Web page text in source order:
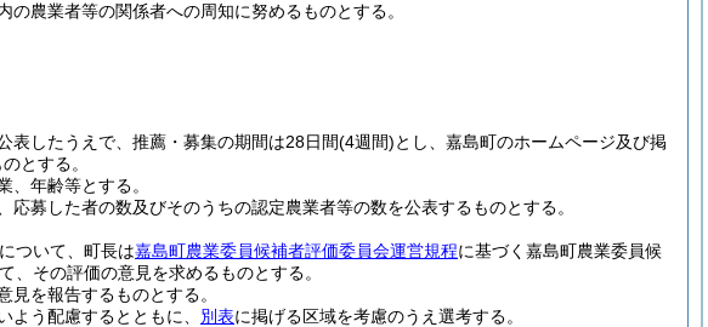
農業者等の関係者への周知に努めるものとする。
表したうえで、推薦・募集の期間は28日間(4週間)とし、嘉島町のホームページ及び掲
とする。
年齢等とする。
募した者の数及びそのうちの認定農業者等の数を公表するものとする。
ついて、町長は嘉島町農業委員候補者評価委員会運営規程に基づく嘉島町農業委員候
、その評価の意見を求めるものとする。
を報告するものとする。
う配慮するとともに、 別表に掲げる区域を考慮のうえ選考する。